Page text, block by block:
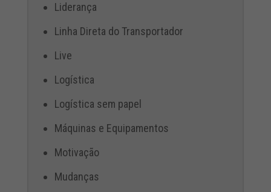
Liderança
Linha Direta do Transportador
Live
Logística
Logística sem papel
Máquinas e Equipamentos
Motivação
Mudanças